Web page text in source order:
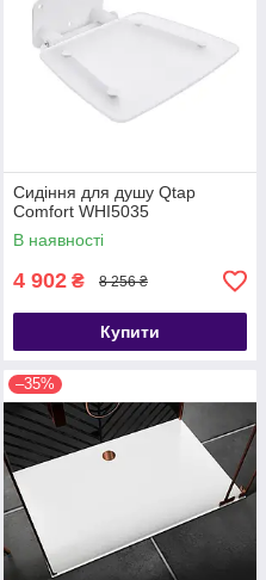
Сидіння для душу Qtap
Comfort WHI5035
В наявності
4 902 ₴ 8 256 ₴
Купити
–35%